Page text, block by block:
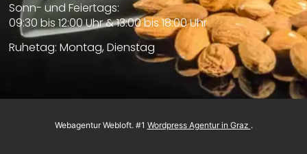
Sonn- und Feiertags:
09:30 bis 12:00 Uhr & 13:00 bis 18:00 Uhr
Ruhetag: Montag, Dienstag
Webagentur Webloft. #1 Wordpress Agentur in Graz .